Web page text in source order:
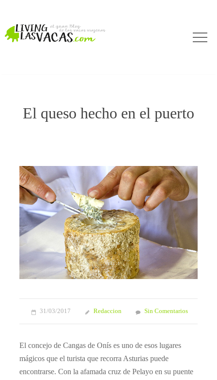
El queso hecho en el puerto
31/03/2017 Redaccion Sin Comentarios
El concejo de Cangas de Onís es uno de esos lugares
mágicos que el turista que recorra Asturias puede
encontrarse. Con la afamada cruz de Pelayo en su puente